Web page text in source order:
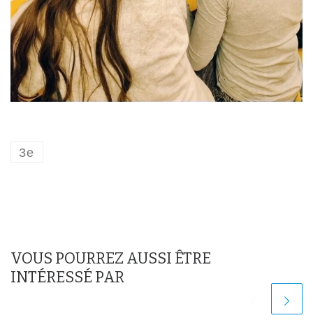
3e
VOUS POURREZ AUSSI ÊTRE
INTÉRESSÉ PAR